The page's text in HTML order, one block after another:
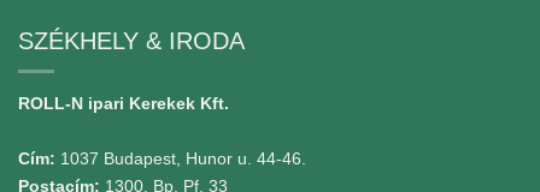
SZÉKHELY & IRODA
ROLL-N ipari Kerekek Kft.
Cím: 1037 Budapest, Hunor u. 44-46.
Postacím: 1300. Bp. Pf. 33